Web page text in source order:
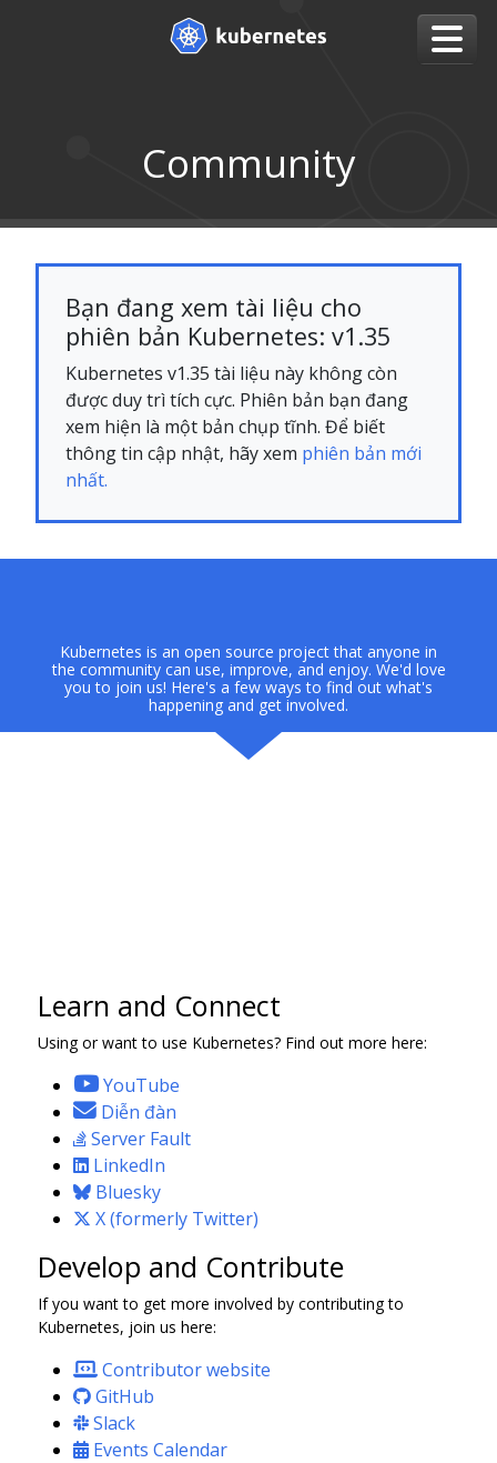
Community
Bạn đang xem tài liệu cho
phiên bản Kubernetes: v1.35
Kubernetes v1.35 tài liệu này không còn
được duy trì tích cực. Phiên bản bạn đang
xem hiện là một bản chụp tĩnh. Để biết
thông tin cập nhật, hãy xem phiên bản mới
nhất.
Kubernetes is an open source project that anyone in
the community can use, improve, and enjoy. We'd love
you to join us! Here's a few ways to find out what's
happening and get involved.
Learn and Connect
Using or want to use Kubernetes? Find out more here:
YouTube
Diễn đàn
Server Fault
LinkedIn
Bluesky
X (formerly Twitter)
Develop and Contribute
If you want to get more involved by contributing to
Kubernetes, join us here:
Contributor website
GitHub
Slack
Events Calendar